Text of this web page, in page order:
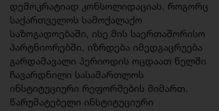
დემოკრატიად კონსოლიდაციას. როგორც
საქართველოს სამოქალაქო
საზოგადოებაში, ისე მის საერთაშორისო
პარტნიორებში, იზრდება იმედგაცრუება
გარდამავალი პერიოდის ოცდაათ წელში
ჩავარდნილი სასამართლოს
ინსტიტუციური რეფორმების მიმართ.
წარუმატებელი ინსტიტუციური